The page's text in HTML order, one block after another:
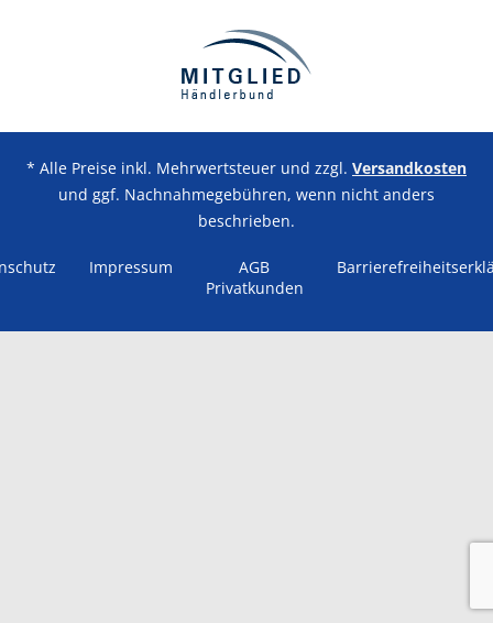
* Alle Preise inkl. Mehrwertsteuer und zzgl. Versandkosten
und ggf. Nachnahmegebühren, wenn nicht anders
beschrieben.
Impressum
AGB
Privatkunden